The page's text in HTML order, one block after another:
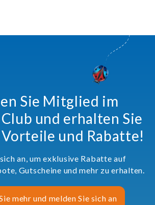
Sie Mitglied im
und erhalten Sie
und Rabatte!
an, um exklusive Rabatte auf
Gutscheine und mehr zu erhalten.
mehr und melden Sie sich an